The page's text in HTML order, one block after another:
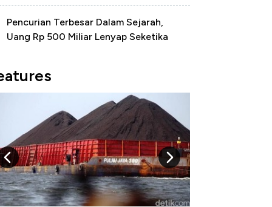
Pencurian Terbesar Dalam Sejarah,
Uang Rp 500 Miliar Lenyap Seketika